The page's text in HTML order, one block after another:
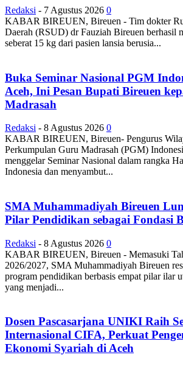
Redaksi - 7 Agustus 2026 0
KABAR BIREUEN, Bireuen - Tim dokter
Daerah (RSUD) dr Fauziah Bireuen berhasil
seberat 15 kg dari pasien lansia berusia...
Buka Seminar Nasional PGM
Aceh, Ini Pesan Bupati Bireuen
Madrasah
Redaksi - 8 Agustus 2026 0
KABAR BIREUEN, Bireuen- Pengurus
Perkumpulan Guru Madrasah (PGM)
menggelar Seminar Nasional dalam rangka
Indonesia dan menyambut...
SMA Muhammadiyah Bireuen
Pilar Pendidikan sebagai Fondasi
Redaksi - 8 Agustus 2026 0
KABAR BIREUEN, Bireuen - Memasuki
2026/2027, SMA Muhammadiyah Bireuen
program pendidikan berbasis empat pilar ilar
yang menjadi...
Dosen Pascasarjana UNIKI Raih
Internasional CIFA, Perkuat
Ekonomi Syariah di Aceh